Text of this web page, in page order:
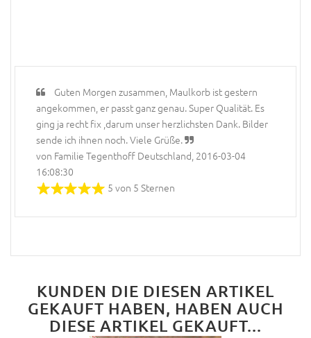
Guten Morgen zusammen, Maulkorb ist gestern
angekommen, er passt ganz genau. Super Qualität. Es
ging ja recht fix ,darum unser herzlichsten Dank. Bilder
sende ich ihnen noch. Viele Grüße.
von Familie Tegenthoff Deutschland, 2016-03-04
16:08:30
5 von 5 Sternen
KUNDEN DIE DIESEN ARTIKEL
GEKAUFT HABEN, HABEN AUCH
DIESE ARTIKEL GEKAUFT...